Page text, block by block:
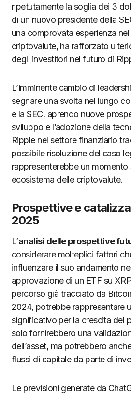
ripetutamente la soglia dei 3
di un nuovo presidente della
una comprovata esperienza
criptovalute, ha rafforzato
degli investitori nel futuro di
L’imminente cambio di
segnare una svolta nel lungo
e la SEC, aprendo nuove
sviluppo e l’adozione della
Ripple nel settore finanziario
possibile risoluzione del caso
rappresenterebbe un momento
ecosistema delle criptovalute.
Prospettive e
2025
L’analisi delle prospettive
considerare molteplici fattori
influenzare il suo andamento
approvazione di un ETF su
percorso già tracciato da
2024, potrebbe rappresentare
significativo per la crescita del
solo fornirebbero una
dell’asset, ma potrebbero
flussi di capitale da parte di
Le previsioni generate da